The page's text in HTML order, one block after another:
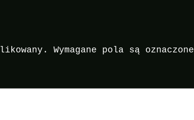
Wymagane pola są oznaczone